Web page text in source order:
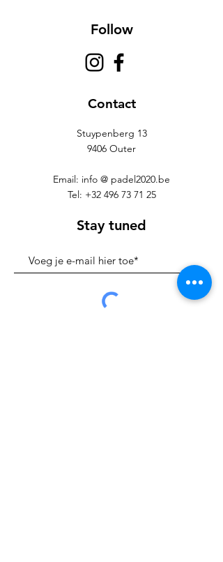
Follow
Contact
Stuypenberg 13
9406 Outer
Email: info @ padel2020.be
Tel: +32 496 73 71 25
Stay tuned